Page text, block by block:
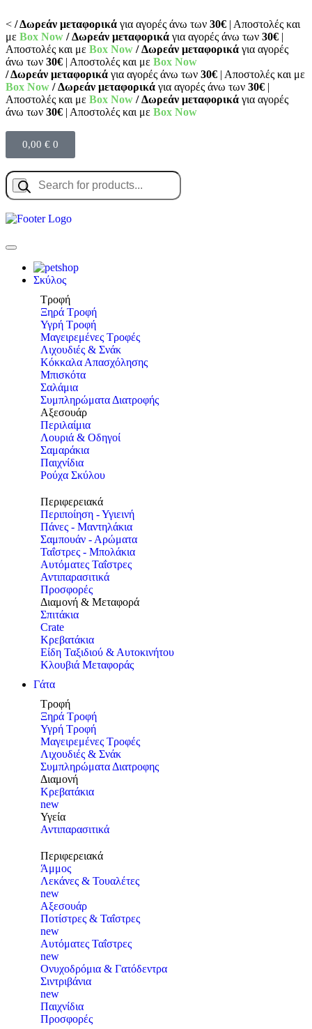
< / Δωρεάν μεταφορικά για αγορές άνω των 30€ | Αποστολές και
με Box Now / Δωρεάν μεταφορικά για αγορές άνω των 30€ |
Αποστολές και με Box Now / Δωρεάν μεταφορικά για αγορές
άνω των 30€ | Αποστολές και με Box Now
/ Δωρεάν μεταφορικά για αγορές άνω των 30€ | Αποστολές και με
Box Now / Δωρεάν μεταφορικά για αγορές άνω των 30€ |
Αποστολές και με Box Now / Δωρεάν μεταφορικά για αγορές
άνω των 30€ | Αποστολές και με Box Now
0,00 € 0
Σκύλος
Τροφή
Ξηρά Τροφή
Υγρή Τροφή
Μαγειρεμένες Τροφές
Λιχουδιές & Σνάκ
Κόκκαλα Απασχόλησης
Μπισκότα
Σαλάμια
Συμπληρώματα Διατροφής
Αξεσουάρ
Περιλαίμια
Λουριά & Οδηγοί
Σαμαράκια
Παιχνίδια
Ρούχα Σκύλου
Περιφερειακά
Περιποίηση - Υγιεινή
Πάνες - Μαντηλάκια
Σαμπουάν - Αρώματα
Ταΐστρες - Μπολάκια
Αυτόματες Ταΐστρες
Αντιπαρασιτικά
Προσφορές
Διαμονή & Μεταφορά
Σπιτάκια
Crate
Κρεβατάκια
Είδη Ταξιδιού & Αυτοκινήτου
Κλουβιά Μεταφοράς
Γάτα
Τροφή
Ξηρά Τροφή
Υγρή Τροφή
Μαγειρεμένες Τροφές
Λιχουδιές & Σνάκ
Συμπληρώματα Διατροφης
Διαμονή
Κρεβατάκια
new
Υγεία
Αντιπαρασιτικά
Περιφερειακά
Άμμος
Λεκάνες & Τουαλέτες
new
Αξεσουάρ
Ποτίστρες & Ταΐστρες
new
Αυτόματες Ταΐστρες
new
Ονυχοδρόμια & Γατόδεντρα
Σιντριβάνια
new
Παιχνίδια
Προσφορές